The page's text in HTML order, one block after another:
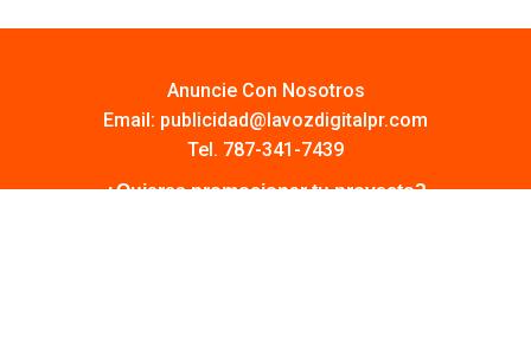
Anuncie Con Nosotros
Email: publicidad@lavozdigitalpr.com
Tel. 787-341-7439
¿Quieres promocionar tu proyecto?